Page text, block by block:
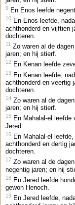
9 En Enos leefde
10 En Enos leefde,
achthonderd en vijftien
dochteren.
11 Zo waren al de
jaren; en hij stierf.
12 En Kenan leefde
13 En Kenan leefde,
achthonderd en veertig
dochteren.
14 Zo waren al de
jaren; en hij stierf.
15 En Mahalal-el
Jered.
16 En Mahalal-el
achthonderd en dertig
dochteren.
17 Zo waren al de
negentig jaren; en hij
18 En Jered leefde
gewon Henoch.
19 En Jered leefde,